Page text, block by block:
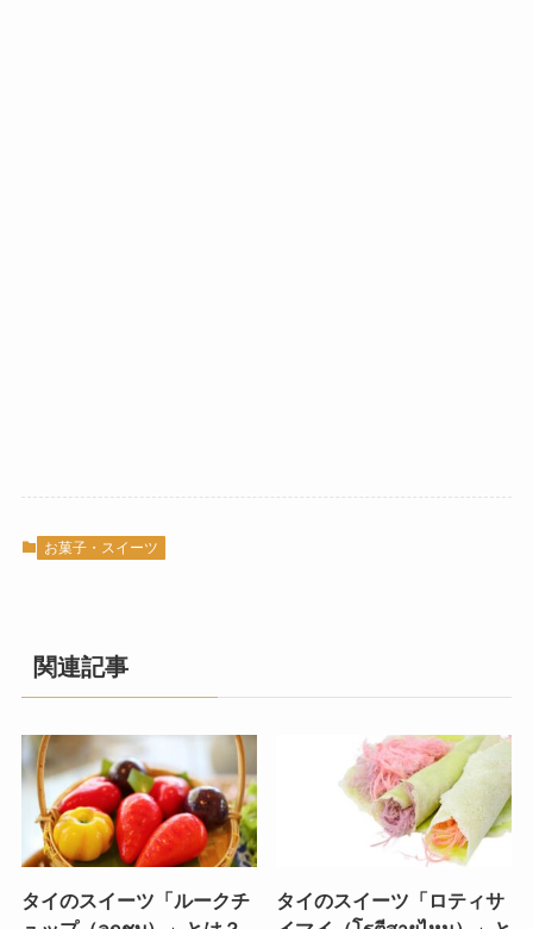
お菓子・スイーツ
関連記事
タイのスイーツ「ルークチ
タイのスイーツ「ロティサ